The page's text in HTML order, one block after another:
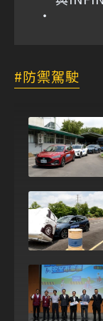
防禦駕駛